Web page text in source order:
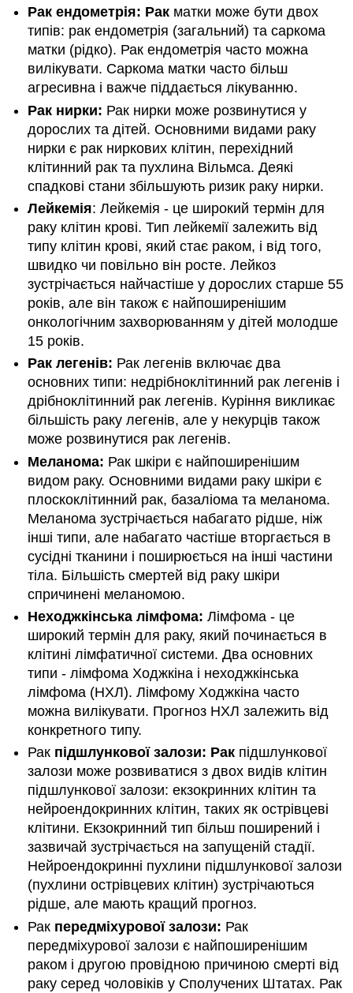
Рак ендометрія: Рак матки може бути двох
типів: рак ендометрія (загальний) та саркома
матки (рідко). Рак ендометрія часто можна
вилікувати. Саркома матки часто більш
агресивна і важче піддається лікуванню.
Рак нирки: Рак нирки може розвинутися у
дорослих та дітей. Основними видами раку
нирки є рак ниркових клітин, перехідний
клітинний рак та пухлина Вільмса. Деякі
спадкові стани збільшують ризик раку нирки.
Лейкемія: Лейкемія - це широкий термін для
раку клітин крові. Тип лейкемії залежить від
типу клітин крові, який стає раком, і від того,
швидко чи повільно він росте. Лейкоз
зустрічається найчастіше у дорослих старше 55
років, але він також є найпоширенішим
онкологічним захворюванням у дітей молодше
15 років.
Рак легенів: Рак легенів включає два
основних типи: недрібноклітинний рак легенів і
дрібноклітинний рак легенів. Куріння викликає
більшість раку легенів, але у некурців також
може розвинутися рак легенів.
Меланома: Рак шкіри є найпоширенішим
видом раку. Основними видами раку шкіри є
плоскоклітинний рак, базаліома та меланома.
Меланома зустрічається набагато рідше, ніж
інші типи, але набагато частіше вторгається в
сусідні тканини і поширюється на інші частини
тіла. Більшість смертей від раку шкіри
спричинені меланомою.
Неходжкінська лімфома: Лімфома - це
широкий термін для раку, який починається в
клітині лімфатичної системи. Два основних
типи - лімфома Ходжкіна і неходжкінська
лімфома (НХЛ). Лімфому Ходжкіна часто
можна вилікувати. Прогноз НХЛ залежить від
конкретного типу.
Рак підшлункової залози: Рак підшлункової
залози може розвиватися з двох видів клітин
підшлункової залози: екзокринних клітин та
нейроендокринних клітин, таких як острівцеві
клітини. Екзокринний тип більш поширений і
зазвичай зустрічається на запущеній стадії.
Нейроендокринні пухлини підшлункової залози
(пухлини острівцевих клітин) зустрічаються
рідше, але мають кращий прогноз.
Рак передміхурової залози: Рак
передміхурової залози є найпоширенішим
раком і другою провідною причиною смерті від
раку серед чоловіків у Сполучених Штатах. Рак